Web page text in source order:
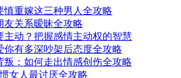
慎重嫁这三种男人全攻略
友关系暧昧全攻略
主动？把握感情主动权的智慧
你有多深吵架后态度全攻略
叛：如何走出情感创伤全攻略
女人最讨厌全攻略